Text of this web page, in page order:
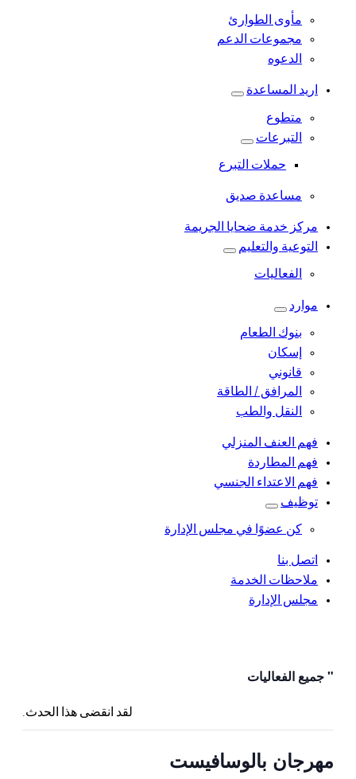
مأوى الطوارئ
مجموعات الدعم
الدعوه
اريد المساعدة
متطوع
التبرعات
حملات التبرع
مساعدة صديق
مركز خدمة ضحايا الجريمة
التوعية والتعليم
الفعاليات
موارد
بنوك الطعام
إسكان
قانوني
المرافق / الطاقة
النقل والطب
فهم العنف المنزلي
فهم المطاردة
فهم الاعتداء الجنسي
توظيف
كن عضوًا في مجلس الإدارة
اتصل بنا
ملاحظات الخدمة
مجلس الإدارة
" جميع الفعاليات
لقد انقضى هذا الحدث.
مهرجان بالوسافيست